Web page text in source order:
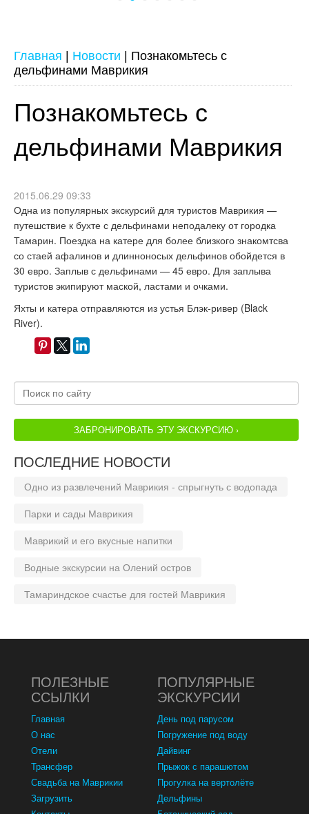
Главная Новости
Познакомьтесь с
дельфинами Маврикия
Познакомьтесь с
дельфинами Маврикия
2015.06.29 09:33
Одна из популярных экскурсий для туристов Маврикия —
путешствие к бухте с дельфинами неподалеку от городка
Тамарин. Поездка на катере для более близкого знакомтсва
со стаей афалинов и длинноносых дельфинов обойдется в
30 евро. Заплыв с дельфинами — 45 евро. Для заплыва
туристов экипируют маской, ластами и очками.
Яхты и катера отправляются из устья Блэк-ривер (Black
River).
ЗАБРОНИРОВАТЬ ЭТУ ЭКСКУРСИЮ ›
ПОСЛЕДНИЕ НОВОСТИ
Одно из развлечений Маврикия - спрыгнуть с водопада
Парки и сады Маврикия
Маврикий и его вкусные напитки
Водные экскурсии на Олений остров
Тамариндское счастье для гостей Маврикия
ПОЛЕЗНЫЕ
ССЫЛКИ
Главная
О нас
Отели
Трансфер
Свадьба на Маврикии
Загрузить
ПОПУЛЯРНЫЕ
ЭКСКУРСИИ
День под парусом
Погружение под воду
Дайвинг
Прыжок с парашютом
Прогулка на вертолёте
Дельфины